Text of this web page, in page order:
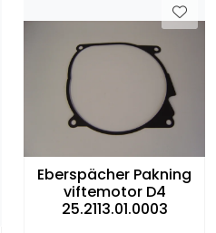
Eberspächer Pakning
viftemotor D4
25.2113.01.0003